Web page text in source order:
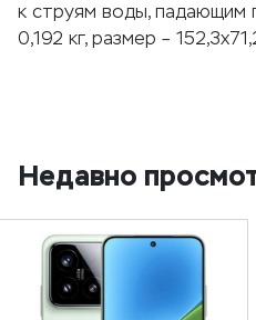
к струям воды, падающим
0,192 кг, размер –
Недавно